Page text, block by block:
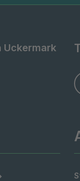
Uckermark